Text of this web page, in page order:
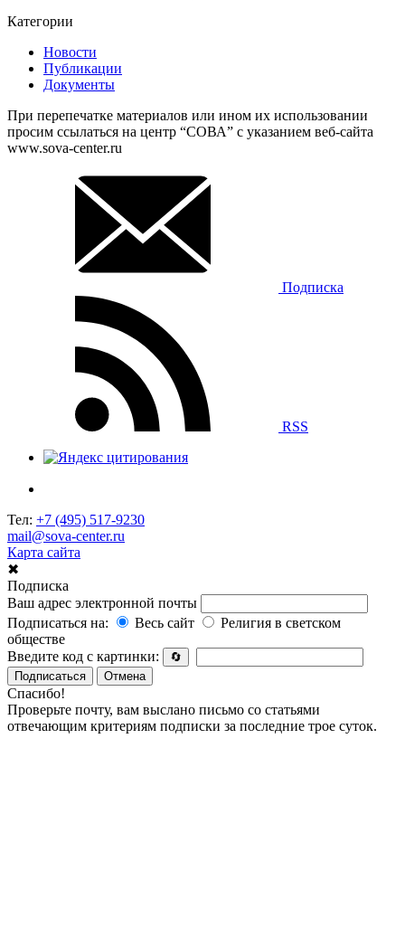
Категории
Новости
Публикации
Документы
При перепечатке материалов или ином их использовании
просим ссылаться на центр “СОВА” с указанием веб-сайта
www.sova-center.ru
Подписка
RSS
Тел: +7 (495) 517-9230
mail@sova-center.ru
Карта сайта
✖
Подписка
Ваш адрес электронной почты
Подписаться на:
Весь сайт
Религия в светском
обществе
Введите код с картинки:
🔄
Подписаться
Отмена
Спасибо!
Проверьте почту, вам выслано письмо со статьями
отвечающим критериям подписки за последние трое суток.